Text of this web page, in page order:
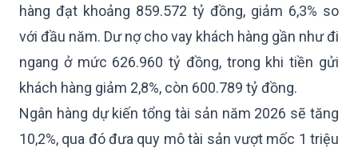
hàng đạt khoảng 859.572 tỷ đồng, giảm 6,3% so
với đầu năm. Dư nợ cho vay khách hàng gần như đi
ngang ở mức 626.960 tỷ đồng, trong khi tiền gửi
khách hàng giảm 2,8%, còn 600.789 tỷ đồng.
Ngân hàng dự kiến tổng tài sản năm 2026 sẽ tăng
10,2%, qua đó đưa quy mô tài sản vượt mốc 1 triệu